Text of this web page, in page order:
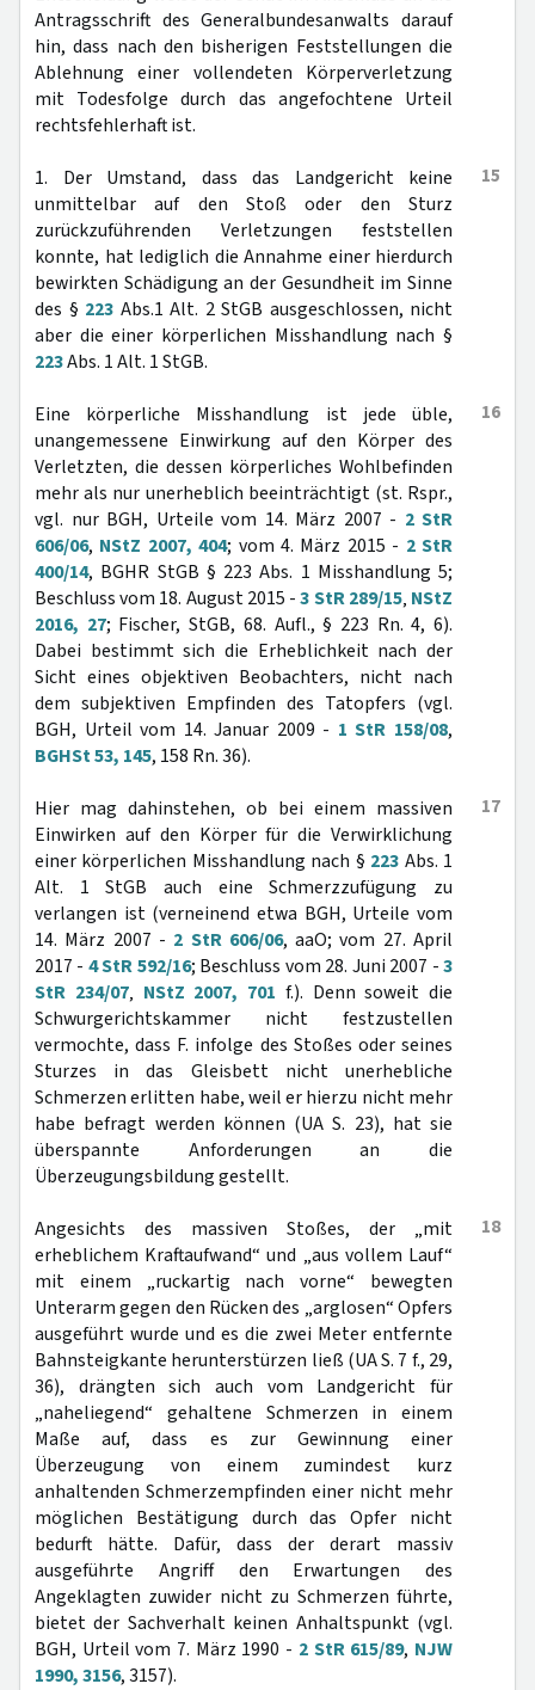
Antragsschrift des Generalbundesanwalts darauf
hin, dass nach den bisherigen Feststellungen die
Ablehnung einer vollendeten Körperverletzung
mit Todesfolge durch das angefochtene Urteil
rechtsfehlerhaft ist.
15
1. Der Umstand, dass das Landgericht keine
unmittelbar auf den Stoß oder den Sturz
zurückzuführenden Verletzungen feststellen
konnte, hat lediglich die Annahme einer hierdurch
bewirkten Schädigung an der Gesundheit im Sinne
des § 223 Abs.1 Alt. 2 StGB ausgeschlossen, nicht
aber die einer körperlichen Misshandlung nach §
223Abs. 1 Alt. 1 StGB.
16
Eine körperliche Misshandlung ist jede üble,
unangemessene Einwirkung auf den Körper des
Verletzten, die dessen körperliches Wohlbefinden
mehr als nur unerheblich beeinträchtigt (st. Rspr.,
vgl. nur BGH, Urteile vom 14. März 2007 - 2 StR
606/06, NStZ 2007, 404; vom 4. März 2015 - 2 StR
400/14, BGHR StGB § 223 Abs. 1 Misshandlung 5;
Beschluss vom 18. August 2015 -3 StR 289/15‚ NStZ
2016, 27; Fischer, StGB, 68. Aufl., § 223 Rn. 4, 6).
Dabei bestimmt sich die Erheblichkeit nach der
Sicht eines objektiven Beobachters, nicht nach
dem subjektiven Empfinden des Tatopfers (vgl.
BGH, Urteil vom 14. Januar 2009 - 1 StR 158/08,
BGHSt 53, 145, 158 Rn. 36).
17
Hier mag dahinstehen, ob bei einem massiven
Einwirken auf den Körper für die Verwirklichung
einer körperlichen Misshandlung nach § 223 Abs. 1
Alt. 1 StGB auch eine Schmerzzufügung zu
verlangen ist (verneinend etwa BGH, Urteile vom
14. März 2007 - 2 StR 606/06, aaO; vom 27. April
2017 - 4 StR 592/16; Beschluss vom 28. Juni 2007 -3
StR 234/07‚ NStZ 2007, 701 f.). Denn soweit die
Schwurgerichtskammer nicht festzustellen
vermochte, dass F. infolge des Stoßes oder seines
Sturzes in das Gleisbett nicht unerhebliche
Schmerzen erlitten habe, weil er hierzu nicht mehr
habe befragt werden können (UA S. 23), hat sie
überspannte Anforderungen an die
Überzeugungsbildung gestellt.
18
Angesichts des massiven Stoßes, der „mit
erheblichem Kraftaufwand“ und „aus vollem Lauf“
mit einem „ruckartig nach vorne“ bewegten
Unterarm gegen den Rücken des „arglosen“ Opfers
ausgeführt wurde und es die zwei Meter entfernte
Bahnsteigkante herunterstürzen ließ (UA S. 7 f., 29,
36), drängten sich auch vom Landgericht für
„naheliegend“ gehaltene Schmerzen in einem
Maße auf, dass es zur Gewinnung einer
Überzeugung von einem zumindest kurz
anhaltenden Schmerzempfinden einer nicht mehr
möglichen Bestätigung durch das Opfer nicht
bedurft hätte. Dafür, dass der derart massiv
ausgeführte Angriff den Erwartungen des
Angeklagten zuwider nicht zu Schmerzen führte,
bietet der Sachverhalt keinen Anhaltspunkt (vgl.
BGH, Urteil vom 7. März 1990 - 2 StR 615/89, NJW
1990, 3156, 3157).